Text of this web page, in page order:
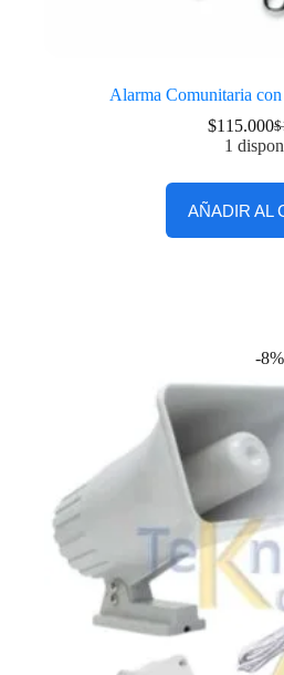
Alarma Comunitaria
$
$115.000
1
AÑADIR AL
-8%